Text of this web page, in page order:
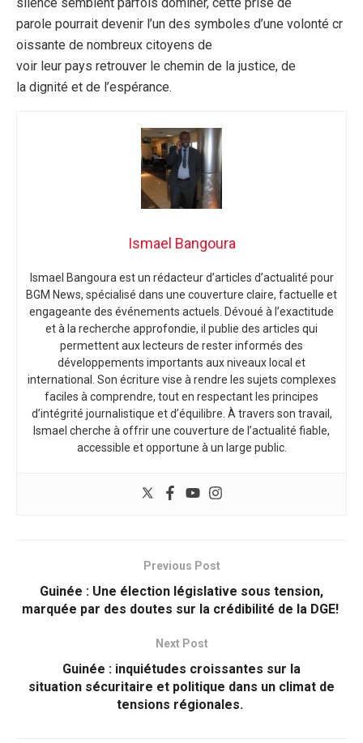
parole pourrait devenir l’un des symboles d’une volonté cr
oissante de nombreux citoyens de
voir leur pays retrouver le chemin de la justice, de
la dignité et de l’espérance.
Ismael Bangoura
Ismael Bangoura est un rédacteur d’articles d’actualité pour
BGM News, spécialisé dans une couverture claire, factuelle et
engageante des événements actuels. Dévoué à l’exactitude
et à la recherche approfondie, il publie des articles qui
permettent aux lecteurs de rester informés des
développements importants aux niveaux local et
international. Son écriture vise à rendre les sujets complexes
faciles à comprendre, tout en respectant les principes
d’intégrité journalistique et d’équilibre. À travers son travail,
Ismael cherche à offrir une couverture de l’actualité fiable,
accessible et opportune à un large public.
Previous Post
Guinée : Une élection législative sous tension,
marquée par des doutes sur la crédibilité de la DGE!
Next Post
Guinée : inquiétudes croissantes sur la
situation sécuritaire et politique dans un climat de
tensions régionales.